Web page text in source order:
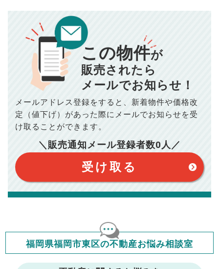
返済シミュレーション計算結果
毎月の支払額 834
年間の支払額 10,005 円
総支払額 100,050 円
【注意事項】
このシミュレーターは元利均等返済方式で試算しています。
このシミュレーターは、四捨五入にて計算しております。
このシミュレーターはお借り入れの全期間で金利が変わらない設
このシミュレーターでの結果は、お借り入れを保証するものでは
ありません。
会員マイページでは
修繕費・管理費の計算もできます
00万円
■仲介手数料／00万円
■売買契約書印紙／ 0万円
■抵当権抹消費用／0万円
※購入価格よりも売却価格が高い場合、譲渡所得税が発生する
場合がございます。詳しくは最寄りの税務署などにご確認く
ださい。
※シミュレーター結果はあくまでも概算であり、手残り金額を
保証するものではございません。
※上記売却費用には、住所変更登記の費用、引っ越し費用、住
宅ローンの一括繰上返済の手数料等は含まれておりませんの
で予めご了承ください。
※仲介手数料は宅地建物取引業法で定められた上限で計算して
おります。（物件価格×3%＋6万円＋消費税）
この物件が
販売されたら
メールでお知らせ！
メールアドレス登録をすると、 新着物件や価格改
定（値下げ）があった際に メールでお知らせを受
け取ることができます。
＼販売通知メール登録者数0 人／
受け取る
福岡県福岡市東区の不動産お悩み相談室